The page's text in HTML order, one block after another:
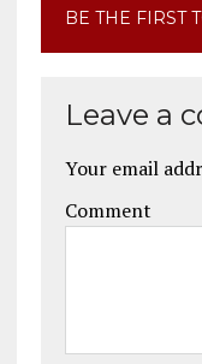
BE THE FIRST
Leave a
Your email
Comment